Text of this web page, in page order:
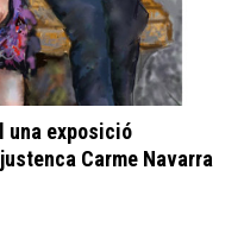
una exposició
Carme Navarra